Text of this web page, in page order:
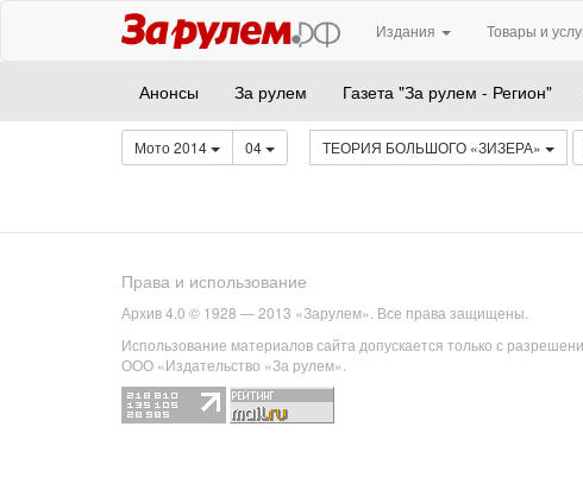
Издания Товары и
Анонсы За рулем Газета "За рулем - Регион"
Мото 2014 04 ТЕОРИЯ БОЛЬШОГО «ЗИЗЕРА»
Права и использование
Архив 4.0 © 1928 — 2013 «Зарулем». Все права защищены.
Использование материалов сайта допускается только с
ООО «Издательство «За рулем».